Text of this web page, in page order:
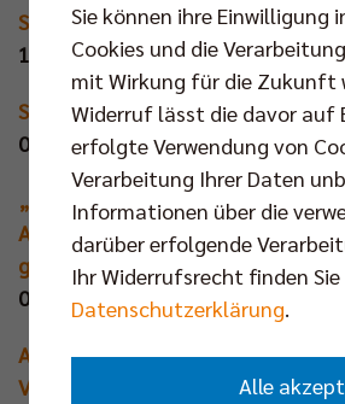
So tickt der neue Volleys-
10.06.2026 | BILD
Sendung RBB der Tag
09.06.2026 | rbb24 (mit Video - ab
„Dem kann ich keine Märchen
Andrea Anastasi soll den BR
geben
09.06.2026 | Der Tagesspiegel+
Andrea Anastasi wird neuer
Volleys
Sie können ihre Einwilligung
Cookies und die
mit Wirkung für die Zukunft
Widerruf lässt die davor auf
erfolgte Verwendung von
Verarbeitung Ihrer Daten
Informationen über die
darüber erfolgende
Ihr Widerrufsrecht finden Sie
Datenschutzerklärung.
Alle